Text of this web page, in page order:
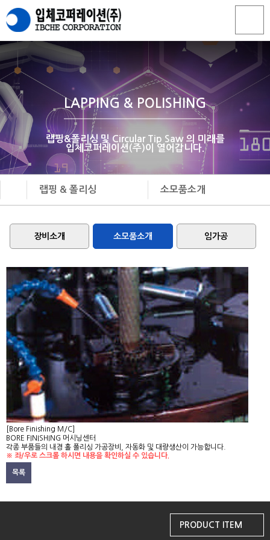
LAPPING & POLISHING
랩핑&폴리싱 및 Circular Tip Saw 의 미래를
입체코퍼레이션(주)이 열어갑니다.
랩핑 & 폴리싱 소모품소개
랩핑 & 폴리싱
고객지원
장비소개 소모품소개 임가공
[Bore Finishing M/C]
BORE FINISHING 머시닝센터
각종 부품들의 내경 홀 폴리싱 가공장비, 자동화 및 대량생산이 가능합니다.
※ 좌/우로 스크롤 하시면 내용을 확인하실 수 있습니다.
목록
PRODUCT ITEM